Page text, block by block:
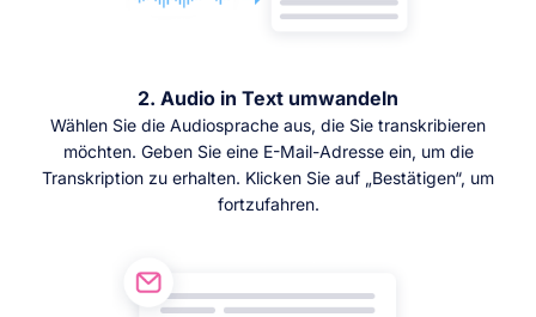
2. Audio in Text umwandeln
Wählen Sie die Audiosprache aus, die Sie transkribieren
möchten. Geben Sie eine E-Mail-Adresse ein, um die
Transkription zu erhalten. Klicken Sie auf „Bestätigen“, um
fortzufahren.